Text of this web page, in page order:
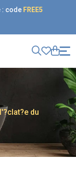
: code FREE5
du